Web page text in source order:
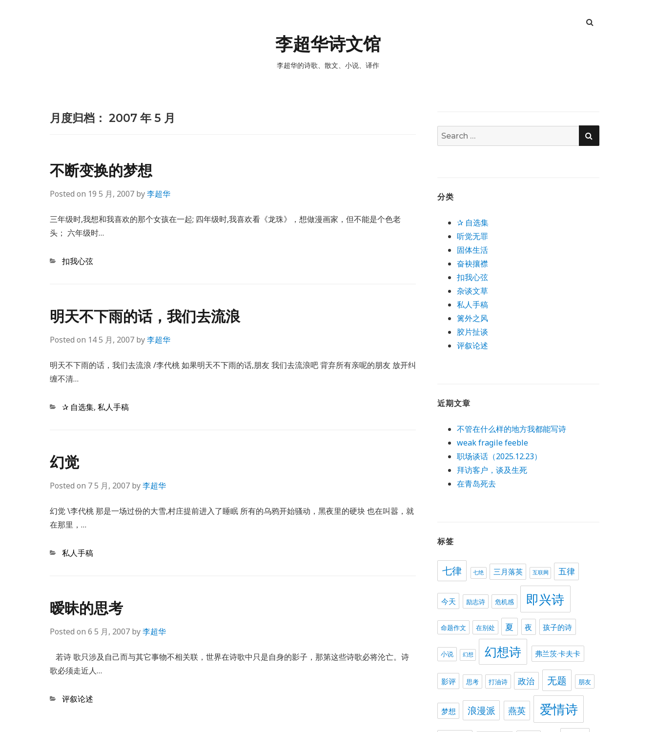
李超华诗文馆
李超华的诗歌、散文、小说、译作
月度归档： 2007 年 5 月
不断变换的梦想
Posted on 19 5 月, 2007 by李超华
三年级时,我想和我喜欢的那个女孩在一起; 四年级时,我喜欢看《龙珠》，想做漫画家，但不能是个色老
头； 六年级时…
Categories
扣我心弦
明天不下雨的话，我们去流浪
Posted on 14 5 月, 2007 by李超华
明天不下雨的话，我们去流浪 /李代桃 如果明天不下雨的话,朋友 我们去流浪吧 背弃所有亲呢的朋友 放开纠
缠不清…
Categories
✰ 自选集, 私人手稿
幻觉
Posted on 7 5 月, 2007 by李超华
幻觉 \李代桃 那是一场过份的大雪,村庄提前进入了睡眠 所有的乌鸦开始骚动，黑夜里的硬块 也在叫嚣，就
在那里，…
Categories
私人手稿
暧昧的思考
Posted on 6 5 月, 2007 by李超华
若诗 歌只涉及自己而与其它事物不相关联，世界在诗歌中只是自身的影子，那第这些诗歌必将沦亡。诗
歌必须走近人…
Categories
评叙论述
Search
for:
SEARCH
分类
✰ 自选集
听觉无罪
固体生活
奋袂攘襟
扣我心弦
杂谈文草
私人手稿
篱外之风
胶片扯谈
评叙论述
近期文章
不管在什么样的地方我都能写诗
weak fragile feeble
职场谈话（2025.12.23）
拜访客户，谈及生死
在青岛死去
标签
七律 七绝 三月落英 互联网 五律
今天 励志诗 危机感 即兴诗
命题作文 在别处 夏 夜 孩子的诗
小说 幻想 幻想诗 弗兰茨·卡夫卡
影评 思考 打油诗 政治 无题 朋友
梦想 浪漫派 燕英 爱情诗